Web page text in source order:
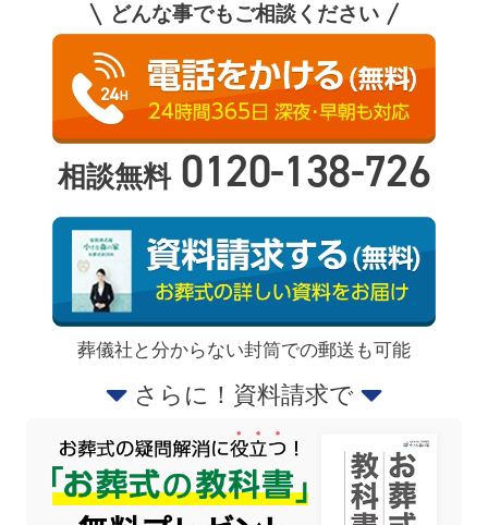
どんな事でもご相談ください
相談無料 0120-138-726
葬儀社と分からない封筒での郵送も可能
さらに！資料請求で